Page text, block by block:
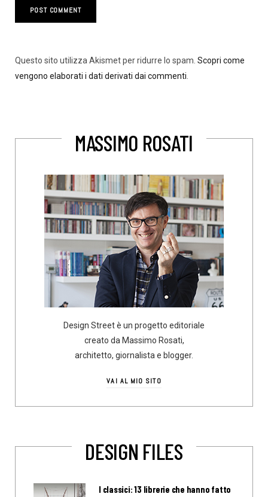
Questo sito utilizza Akismet per ridurre lo spam. Scopri come
vengono elaborati i dati derivati dai commenti
MASSIMO ROSATI
Design Street è un progetto editoriale
creato da Massimo Rosati,
architetto, giornalista e blogger.
VAI AL MIO SITO
DESIGN FILES
I classici: 13 librerie che hanno fatto